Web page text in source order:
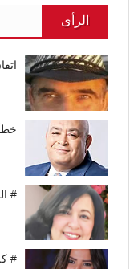
الرأى
#
#